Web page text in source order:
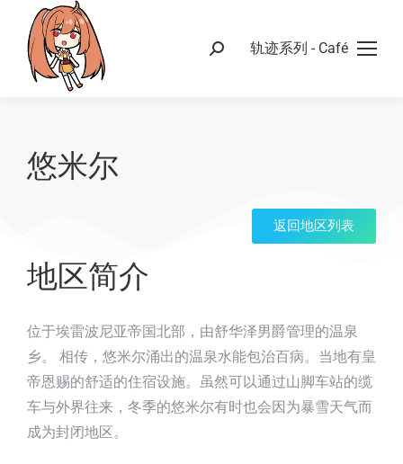
轨迹系列 - Café
悠米尔
返回地区列表
地区简介
位于埃雷波尼亚帝国北部，由舒华泽男爵管理的温泉
乡。 相传，悠米尔涌出的温泉水能包治百病。当地有皇
帝恩赐的舒适的住宿设施。虽然可以通过山脚车站的缆
车与外界往来，冬季的悠米尔有时也会因为暴雪天气而
成为封闭地区。